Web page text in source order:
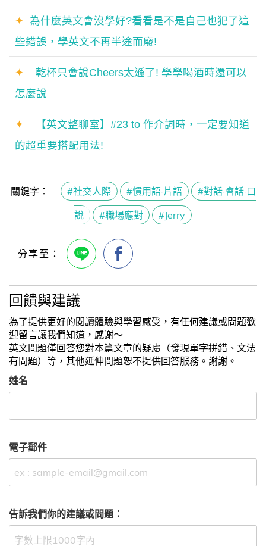
✦ 為什麼英文會沒學好?看看是不是自己也犯了這
些錯誤，學英文不再半途而廢!
✦
乾杯只會說Cheers太遜了! 學學喝酒時還可以
怎麼說
✦
【英文整聊室】#23 to 作介詞時，一定要知道
的超重要搭配用法!
關鍵字： #社交人際 #慣用語·片語
#對話·會話·口
說
#職場應對 #Jerry
回饋與建議
為了提供更好的閱讀體驗與學習感受，有任何建議或問題歡
迎留言讓我們知道，感謝～
英文問題僅回答您對本篇文章的疑慮（發現單字拼錯、文法
有問題）等，其他延伸問題恕不提供回答服務。謝謝。
姓名
電子郵件
告訴我們你的建議或問題：